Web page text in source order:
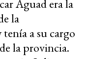
Aguad era la
la
a su cargo
la provincia.